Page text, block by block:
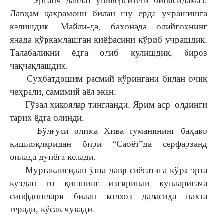
Лавҳам қаҳрамони билан шу ерда учрашишга
келишдик. Майли-да, баҳонада олийгоҳнинг
янада кўркамлашган қиёфасини кўриб учрашдик.
Талабаликни ёдга олиб кулишдик, бироз
чақчақлашдик.
Суҳбатдошим расмий кўрингани билан очиқ
чеҳрали, самимий аёл экан.
Гўзал ҳикоялар тингланди. Ярим аср олдинги
тарих ёдга олинди.
Бўлғуси олима Хива туманининг баҳаво
қишлоқларидан бири “Саоёт”да серфарзанд
оилада дунёга келади.
Мурғаклигидан ўша давр сиёсатига кўра эрта
куздан то қишнинг изғиринли кунларигача
синфдошлари билан колхоз даласида пахта
теради, кўсак чувади.